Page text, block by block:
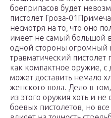
боеприпасов будет
пистолет Гроза-
несмотря на то, что оно
имеет не самый большой
одной стороны огромный
травматический
как компактное оружие, с
может доставить немало
женского пола. Дело в
из этого оружия хоть и не
боевых пистолетов, но